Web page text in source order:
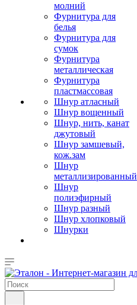
молний
Фурнитура для
белья
Фурнитура для
сумок
Фурнитура
металлическая
Фурнитура
пластмассовая
Шнур атласный
Шнур вощенный
Шнур, нить, канат
джутовый
Шнур замшевый,
кож.зам
Шнур
металлизированный
Шнур
полиэфирный
Шнур разный
Шнур хлопковый
Шнурки